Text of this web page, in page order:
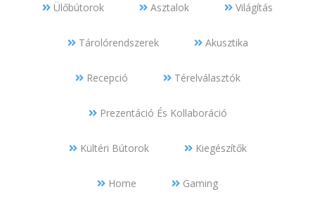
Ülőbútorok Asztalok Világítás
Tárolórendszerek Akusztika
Recepció Térelválasztók
Prezentáció És Kollaboráció
Kültéri Bútorok Kiegészítők
Home Gaming